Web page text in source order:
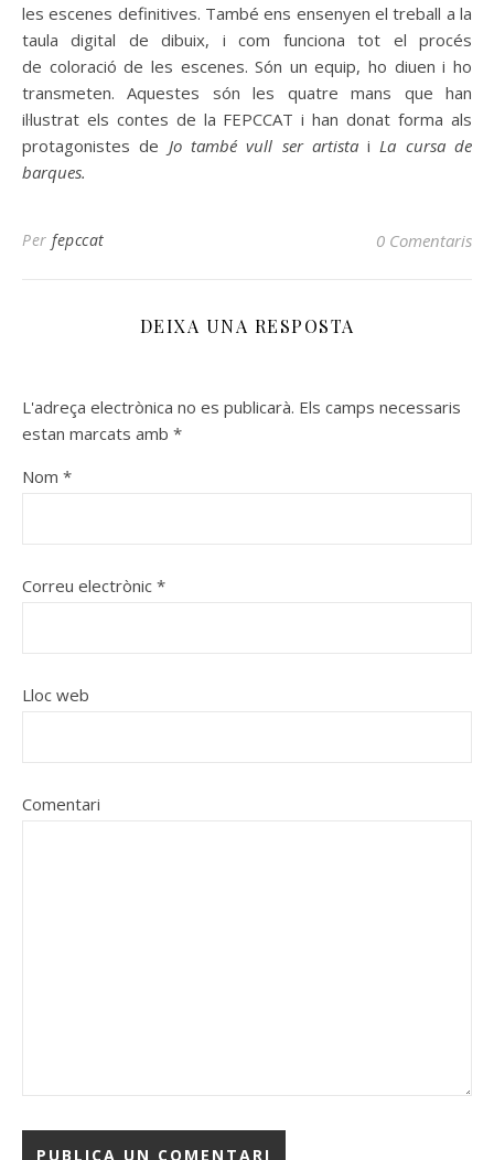
les escenes definitives. També ens ensenyen el treball a la
taula digital de dibuix, i com funciona tot el procés
de coloració de les escenes. Són un equip, ho diuen i ho
transmeten. Aquestes són les quatre mans que han
il·lustrat els contes de la FEPCCAT i han donat forma als
protagonistes de Jo també vull ser artistaiLa cursa de
barques.
Per fepccat 0 Comentaris
DEIXA UNA RESPOSTA
L'adreça electrònica no es publicarà. Els camps necessaris
estan marcats amb *
Nom *
Correu electrònic *
Lloc web
Comentari